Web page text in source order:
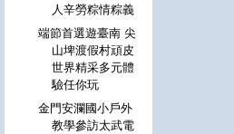
人辛勞粽情粽義
端節首選遊臺南 尖
山埤渡假村頑皮
世界精采多元體
驗任你玩
金門安瀾國小戶外
教學參訪太武電